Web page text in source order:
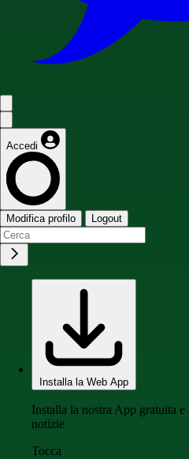
Accedi
Modifica profilo Logout
Installa la Web App
Installa la nostra App gratuita
notizie
Tocca